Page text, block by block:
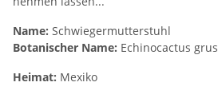
Name: Schwiegermutterstuhl
Botanischer Name: Echinocactus
Heimat: Mexiko